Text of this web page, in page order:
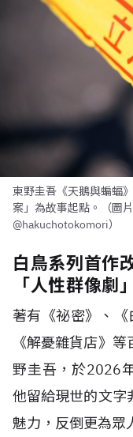
東野圭吾《天鵝與蝙蝠
案」為故事起點。（圖
@hakuchotokomori）
白鳥系列首作
「人性群像劇」
著有《祕密》、《
《解憂雜貨店》
野圭吾，於2026
他留給現世的文字
魅力，反倒更為眾